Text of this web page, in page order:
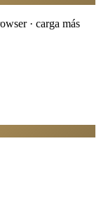
· carga más